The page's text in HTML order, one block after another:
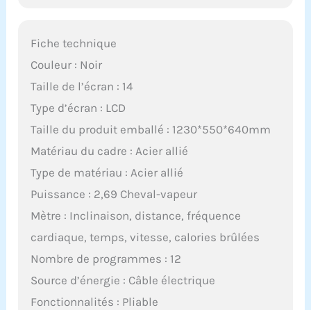
Fiche technique
Couleur : Noir
Taille de l’écran : 14
Type d’écran : LCD
Taille du produit emballé : 1230*550*640mm
Matériau du cadre : Acier allié
Type de matériau : Acier allié
Puissance : 2,69 Cheval-vapeur
Mètre : Inclinaison, distance, fréquence
cardiaque, temps, vitesse, calories brûlées
Nombre de programmes : 12
Source d’énergie : Câble électrique
Fonctionnalités : Pliable